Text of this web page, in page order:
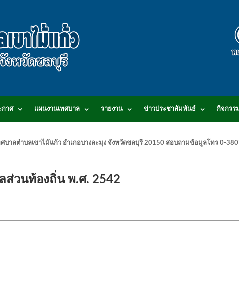
กาศ แผนงานเทศบาล รายงาน ข่าวประชาสัมพันธ์ กิจกรรม
บาลตำบลเขาไม้แก้ว อำเภอบางละมุง จังหวัดชลบุรี 20150 สอบถามข้อมูลโทร 0-
ส่วนท้องถิ่น พ.ศ. 2542